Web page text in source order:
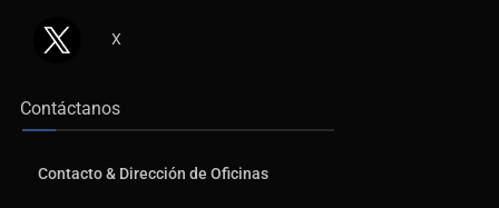
X
Contáctanos
Contacto & Dirección de Oficinas